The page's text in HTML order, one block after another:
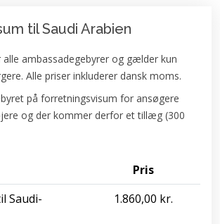
til Saudi Arabien
alle ambassadegebyrer og gælder kun
Alle priser inkluderer dansk moms.
på forretningsvisum for ansøgere
og der kommer derfor et tillæg (300
Pris
Saudi-
1.860,00 kr.